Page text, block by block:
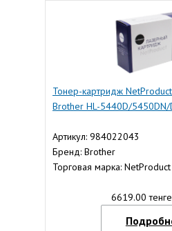
Тонер-картридж
Brother HL-5440D/5450DN/
Артикул: 984022043
Бренд: Brother
Торговая марка: NetProduct
6619.00